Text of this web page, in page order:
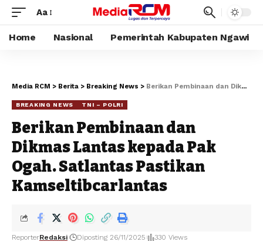
Aa
Home Nasional Pemerintah Kabupaten Ngawi
Media RCM > Berita > Breaking News > Berikan Pembinaan dan Dikmas Lantas kepada Pak Ogah. Satlantas Pastikan Kamseltibcarlantas
BREAKING NEWS TNI – POLRI
Berikan Pembinaan dan
Dikmas Lantas kepada Pak
Ogah. Satlantas Pastikan
Kamseltibcarlantas
ReporterRedaksi Diposting 26/11/2025 330 Views